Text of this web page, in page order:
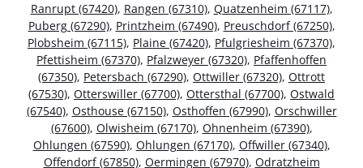
Ranrupt (67420), Rangen (67310), Quatzenheim (67117),
Puberg (67290), Printzheim (67490), Preuschdorf (67250),
Plobsheim (67115), Plaine (67420), Pfulgriesheim (67370),
Pfettisheim (67370), Pfalzweyer (67320), Pfaffenhoffen
(67350), Petersbach (67290), Ottwiller (67320), Ottrott
(67530), Otterswiller (67700), Ottersthal (67700), Ostwald
(67540), Osthouse (67150), Osthoffen (67990), Orschwiller
(67600), Olwisheim (67170), Ohnenheim (67390),
Ohlungen (67590), Ohlungen (67170), Offwiller (67340),
Offendorf (67850), Oermingen (67970), Odratzheim